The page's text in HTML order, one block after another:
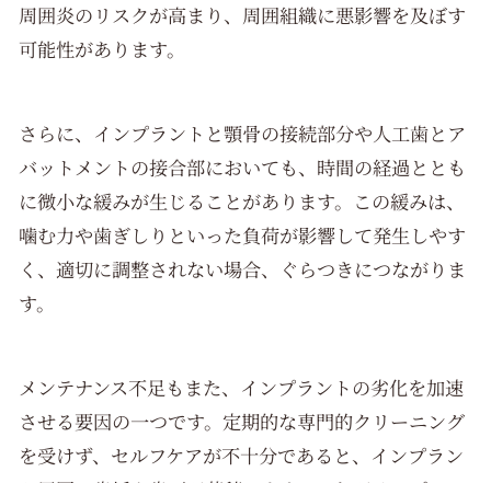
周囲炎のリスクが高まり、周囲組織に悪影響を及ぼす
可能性があります。
さらに、インプラントと顎骨の接続部分や人工歯とア
バットメントの接合部においても、時間の経過ととも
に微小な緩みが生じることがあります。この緩みは、
噛む力や歯ぎしりといった負荷が影響して発生しやす
く、適切に調整されない場合、ぐらつきにつながりま
す。
メンテナンス不足もまた、インプラントの劣化を加速
させる要因の一つです。定期的な専門的クリーニング
を受けず、セルフケアが不十分であると、インプラン